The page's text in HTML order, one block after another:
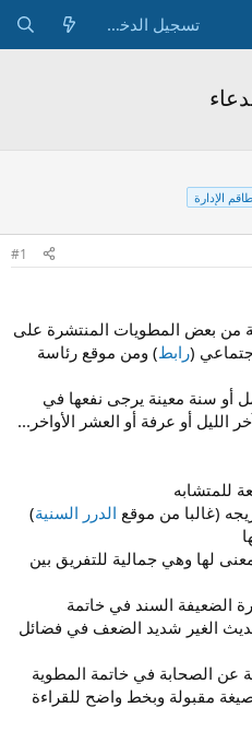
تسجيل الدخول
طاقم الإدارة
#1
من بعض المطويات المنتشرة على
(رابط) ومن موقع رئاسة
أو سنة معينة يرجى نفعها في
الليل أو عرفة أو العشر الأواخر...
للمتشابه
(غالبا من موقع الدرر السنية)
لها وهي جمالية للتفريق بين
الضعيفة السند في خاتمة
الغير شديد الضعف في فضائل
عن الصحابة في خاتمة المطوية
مقبولة وبخط واضح للقراءة